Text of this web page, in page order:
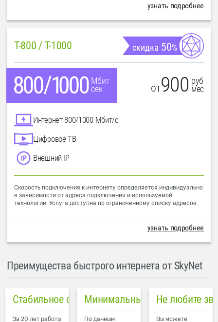
узнать подробнее
T-800 / T-1000 скидка 50%
Мбит
сек
от900 руб
мес
Интернет 800/1000 Мбит/с
Цифровое ТВ
Внешний IP
Скорость подключения к интернету определяется индивидуально
в зависимости от адреса подключения и используемой
технологии. Услуга доступна по ограниченному списку адресов.
узнать подробнее
Преимущества быстрого интернета от SkyNet
Стабильное соединение
За 20 лет работы
Минимальный пинг в городе
По данным
Не любите
Вы можете